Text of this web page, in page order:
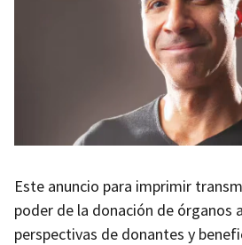
Este anuncio para imprimir
poder de la donación de órganos
perspectivas de donantes y